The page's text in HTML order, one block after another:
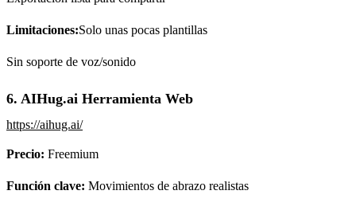
Limitaciones:Solo unas pocas plantillas
Sin soporte de voz/sonido
6. AIHug.ai Herramienta Web
https://aihug.ai/
Precio: Freemium
Función clave: Movimientos de abrazo realistas